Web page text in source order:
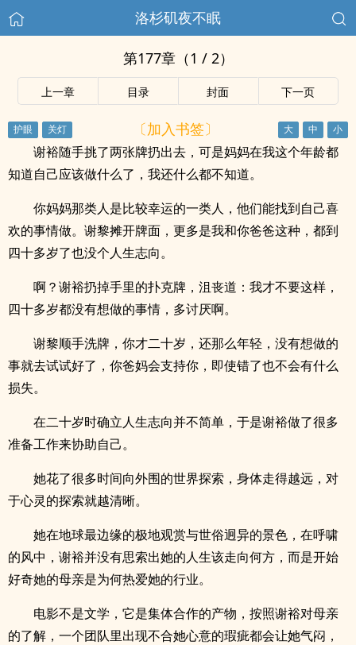
洛杉矶夜不眠
第177章（1 / 2）
上一章 目录 封面 下一页
〔加入书签〕
谢裕随手挑了两张牌扔出去，可是妈妈在我这个年龄都
知道自己应该做什么了，我还什么都不知道。
你妈妈那类人是比较幸运的一类人，他们能找到自己喜
欢的事情做。谢黎摊开牌面，更多是我和你爸爸这种，都到
四十多岁了也没个人生志向。
啊？谢裕扔掉手里的扑克牌，沮丧道：我才不要这样，
四十多岁都没有想做的事情，多讨厌啊。
谢黎顺手洗牌，你才二十岁，还那么年轻，没有想做的
事就去试试好了，你爸妈会支持你，即使错了也不会有什么
损失。
在二十岁时确立人生志向并不简单，于是谢裕做了很多
准备工作来协助自己。
她花了很多时间向外围的世界探索，身体走得越远，对
于心灵的探索就越清晰。
她在地球最边缘的极地观赏与世俗迥异的景色，在呼啸
的风中，谢裕并没有思索出她的人生该走向何方，而是开始
好奇她的母亲是为何热爱她的行业。
电影不是文学，它是集体合作的产物，按照谢裕对母亲
的了解，一个团队里出现不合她心意的瑕疵都会让她气闷，